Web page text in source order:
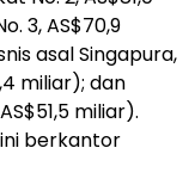
3, AS$70,9
asal Singapura,
miliar); dan
miliar).
berkantor